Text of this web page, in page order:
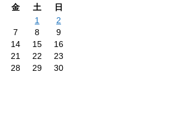
金 土
日
1
2
7 8
9
14 15
16
21 22
23
28 29
30